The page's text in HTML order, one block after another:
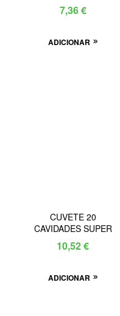
7,36€
ADICIONAR
CUVETE 20
CAVIDADES SUPER
10,52€
ADICIONAR